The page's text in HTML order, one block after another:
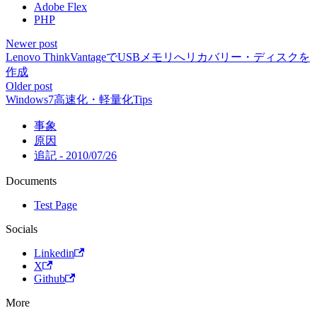
Adobe Flex
PHP
Newer post
Lenovo ThinkVantageでUSBメモリへリカバリー・ディスクを
作成
Older post
Windows7高速化・軽量化Tips
事象
原因
追記 - 2010/07/26
Documents
Test Page
Socials
Linkedin
X
Github
More